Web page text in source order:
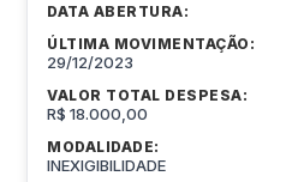
DATA ABERTURA:
ÚLTIMA MOVIMENTAÇÃO:
29/12/2023
VALOR TOTAL DESPESA:
R$ 18.000,00
MODALIDADE:
INEXIGIBILIDADE